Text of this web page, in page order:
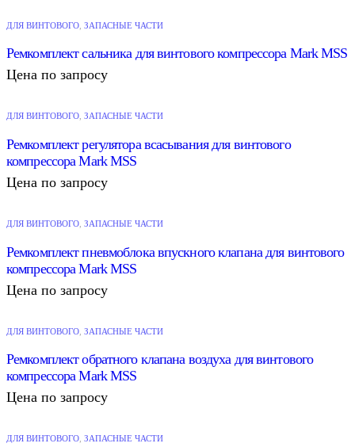
ДЛЯ ВИНТОВОГО ЗАПАСНЫЕ ЧАСТИ
Ремкомплект сальника для винтового компрессора Mark MSS
Цена по запросу
ДЛЯ ВИНТОВОГО ЗАПАСНЫЕ ЧАСТИ
Ремкомплект регулятора всасывания для винтового
компрессора Mark MSS
Цена по запросу
ДЛЯ ВИНТОВОГО ЗАПАСНЫЕ ЧАСТИ
Ремкомплект пневмоблока впускного клапана для винтового
компрессора Mark MSS
Цена по запросу
ДЛЯ ВИНТОВОГО ЗАПАСНЫЕ ЧАСТИ
Ремкомплект обратного клапана воздуха для винтового
компрессора Mark MSS
Цена по запросу
ДЛЯ ВИНТОВОГО ЗАПАСНЫЕ ЧАСТИ